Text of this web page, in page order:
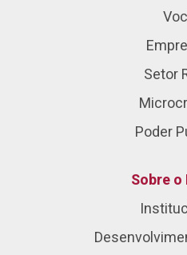
Setor
Poder
Sobre o